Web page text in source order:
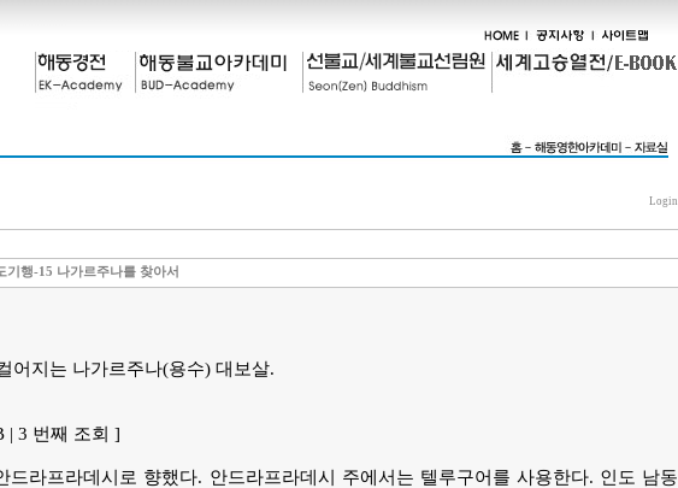
Login
기행-15 나가르주나를 찾아서
어지는 나가르주나(용수) 대보살.
| 3 번째 조회 ]
드라프라데시로 향했다. 안드라프라데시 주에서는 텔루구어를 사용한다. 인도 남동